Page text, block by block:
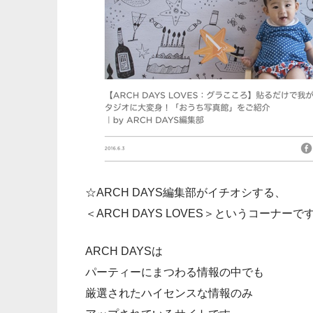
☆ARCH DAYS編集部がイチオシする、
＜ARCH DAYS LOVES＞というコーナーで
ARCH DAYSは
パーティーにまつわる情報の中でも
厳選されたハイセンスな情報のみ